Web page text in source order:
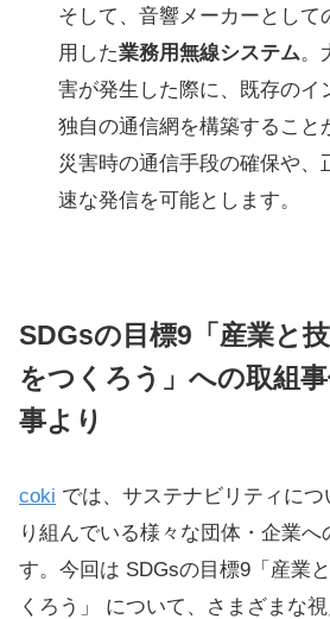
そして、音響メーカーとして
用した業務用無線システム。
害が発生した際に、既存のイ
独自の通信網を構築すること
災害時の通信手段の確保や、
速な発信を可能とします。
SDGsの目標9「産業と
をつくろう」への取組
事より
coki では、サステナビリティに
り組んでいる様々な団体・企業へ
す。今回は SDGsの目標9「産業
くろう」 について、さまざまな